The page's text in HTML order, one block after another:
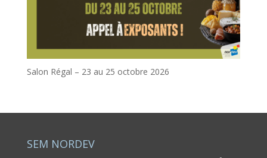
Salon Régal – 23 au 25 octobre 2026
SEM NORDEV